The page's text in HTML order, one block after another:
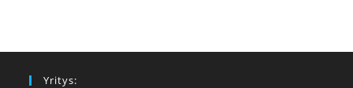
Yritys: